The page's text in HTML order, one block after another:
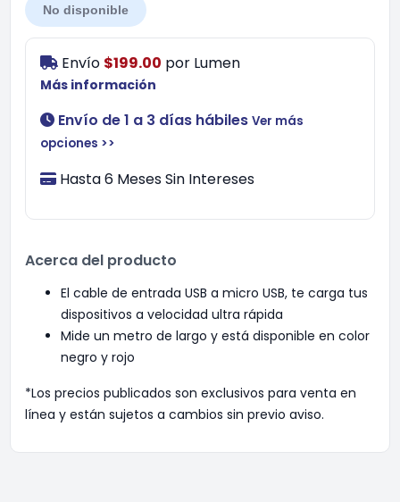
No disponible
Envío $199.00 por Lumen
Más información
Envío de 1 a 3 días hábiles Ver más
opciones >>
Hasta 6 Meses Sin Intereses
Acerca del producto
El cable de entrada USB a micro USB, te carga tus
dispositivos a velocidad ultra rápida
Mide un metro de largo y está disponible en color
negro y rojo
*Los precios publicados son exclusivos para venta en
línea y están sujetos a cambios sin previo aviso.